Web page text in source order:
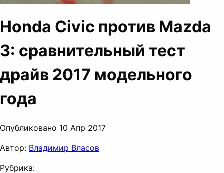
Honda Civic против Mazda
3: сравнительный тест
драйв 2017 модельного
года
Опубликовано 10 Апр 2017
Автор: Владимир Власов
Рубрика: